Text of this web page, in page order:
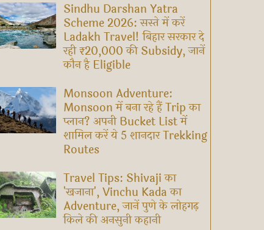
Sindhu Darshan Yatra
Scheme 2026: सस्ते में करें
Ladakh Travel! बिहार सरकार दे
रही ₹20,000 की Subsidy, जानें
कौन है Eligible
Monsoon Adventure:
Monsoon में बना रहे हैं Trip का
प्लान? अपनी Bucket List में
शामिल करें ये 5 शानदार Trekking
Routes
Travel Tips: Shivaji का
'खजाना', Vinchu Kada का
Adventure, जानें पुणे के लोहगढ़
किले की अनसुनी कहानी